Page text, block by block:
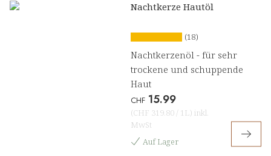
Nachtkerze Hautöl
(18)
Nachtkerzenöl - für sehr
trockene und schuppende
Haut
CHF 15.99
(CHF 319.80 / 1L) inkl.
MwSt
Auf Lager